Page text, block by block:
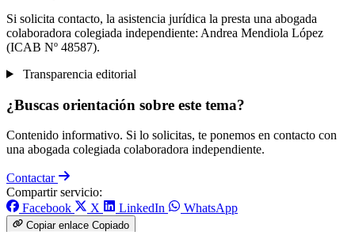
Si solicita contacto, la asistencia jurídica la presta una abogada
colaboradora colegiada independiente: Andrea Mendiola López
(ICAB Nº 48587).
Transparencia editorial
¿Buscas orientación sobre este tema?
Contenido informativo. Si lo solicitas, te ponemos en contacto con
una abogada colegiada colaboradora independiente.
Contactar
Compartir servicio:
Facebook
X LinkedIn WhatsApp
Copiar enlace Copiado